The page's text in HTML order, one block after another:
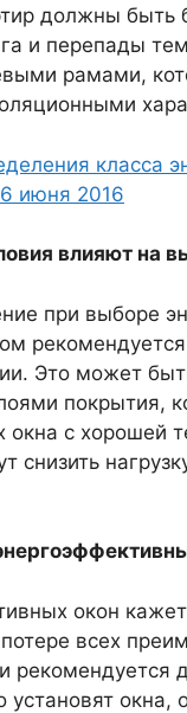
должны
и перепады
рамами,
класса
июня 2016
влияют на
при выборе
Это может
покрытия,
с хорошей
снизить
окон
всех
рекомендуется
окна,